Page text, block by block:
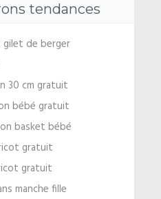
tendances
de berger
30 cm gratuit
bébé gratuit
basket bébé
gratuit
gratuit
manche fille